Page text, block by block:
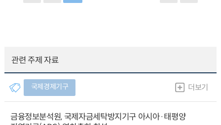
관련 주제 자료
국제경제기구 더보기
금융정보분석원, 국제자금세탁방지기구 아시아·태평양